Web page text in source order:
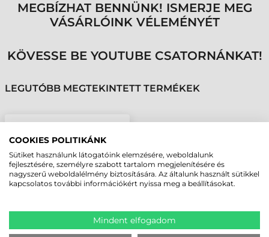
MEGBÍZHAT BENNÜNK! ISMERJE MEG
VÁSÁRLÓINK VÉLEMÉNYÉT
KÖVESSE BE YOUTUBE CSATORNÁNKAT!
LEGUTÓBB MEGTEKINTETT TERMÉKEK
TE300, TE310, 300 DPI
COOKIES POLITIKÁNK
Sütiket használunk látogatóink elemzésére, weboldalunk
fejlesztésére, személyre szabott tartalom megjelenítésére és
nagyszerű weboldalélmény biztosítására. Az általunk használt sütikkel
kapcsolatos további információkért nyissa meg a beállításokat.
Mindent elfogadom